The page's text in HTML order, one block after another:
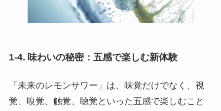
1-4. 味わいの秘密：五感で楽しむ新体験
「未来のレモンサワー」は、味覚だけでなく、視
覚、嗅覚、触覚、聴覚といった五感で楽しむこと